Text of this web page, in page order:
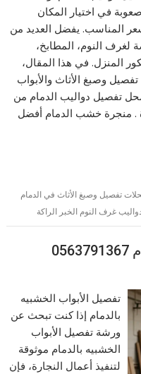
في اختيار المكان
المناسب. يفضل العديد من
النوم، المطابخ،
المنزل. في هذا المقال،
وصبغ الأثاث والأبواب
تفصيل دواليب الدمام من
. منجرة خشب الدمام أفضل
تفصيل وصبغ الأثاث في الدمام
غرف النوم الخبر الراكة
تفصيل الأبواب الخشبيه
بالدمام إذا كنت تبحث عن
ورشة تفصيل الأبواب
الخشبيه بالدمام موثوقة
لتنفيذ أعمال النجارة، فإن